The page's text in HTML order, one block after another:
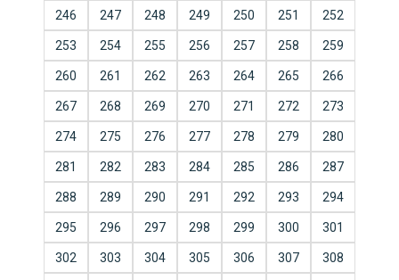
246 247 248 249 250 251 252
253 254 255 256 257 258 259
260 261 262 263 264 265 266
267 268 269 270 271 272 273
274 275 276 277 278 279 280
281 282 283 284 285 286 287
288 289 290 291 292 293 294
295 296 297 298 299 300 301
302 303 304 305 306 307 308